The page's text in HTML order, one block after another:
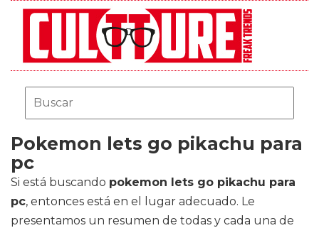
Pokemon lets go pikachu para
pc
Si está buscando pokemon lets go pikachu para
pc, entonces está en el lugar adecuado. Le
presentamos un resumen de todas y cada una de